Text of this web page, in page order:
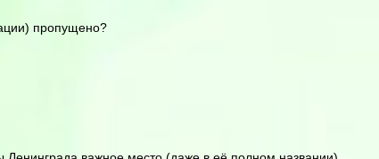
пропущено?